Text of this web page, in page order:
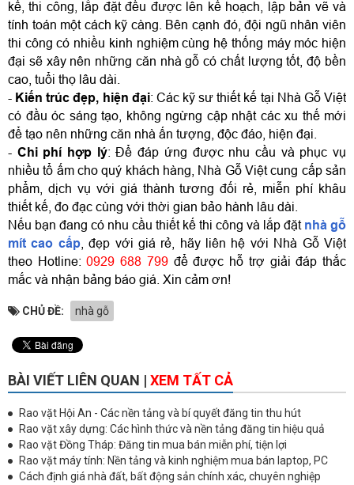
kế, thi công, lắp đặt đều được lên kế hoạch, lập bản vẽ và
tính toán một cách kỹ càng. Bên cạnh đó, đội ngũ nhân viên
thi công có nhiều kinh nghiệm cùng hệ thống máy móc hiện
đại sẽ xây nên những căn nhà gỗ có chất lượng tốt, độ bền
cao, tuổi thọ lâu dài.
- Kiến trúc đẹp, hiện đại: Các kỹ sư thiết kế tại Nhà Gỗ Việt
có đầu óc sáng tạo, không ngừng cập nhật các xu thế mới
để tạo nên những căn nhà ấn tượng, độc đáo, hiện đại.
- Chi phí hợp lý: Để đáp ứng được nhu cầu và phục vụ
nhiều tổ ấm cho quý khách hàng, Nhà Gỗ Việt cung cấp sản
phẩm, dịch vụ với giá thành tương đối rẻ, miễn phí khâu
thiết kế, đo đạc cùng với thời gian bảo hành lâu dài.
Nếu bạn đang có nhu cầu thiết kế thi công và lắp đặt nhà gỗ
mít cao cấp, đẹp với giá rẻ, hãy liên hệ với Nhà Gỗ Việt
theo Hotline: 0929 688 799 để được hỗ trợ giải đáp thắc
mắc và nhận bảng báo giá. Xin cảm ơn!
CHỦ ĐỀ: nhà gỗ
BÀI VIẾT LIÊN QUAN | XEM TẤT CẢ
Rao vặt Hội An - Các nền tảng và bí quyết đăng tin thu hút
Rao vặt xây dựng: Các hình thức và nền tảng đăng tin hiệu quả
Rao vặt Đồng Tháp: Đăng tin mua bán miễn phí, tiện lợi
Rao vặt máy tính: Nền tảng và kinh nghiệm mua bán laptop, PC
Cách định giá nhà đất, bất động sản chính xác, chuyên nghiệp